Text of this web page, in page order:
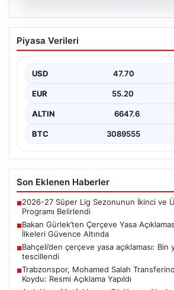
06.08.2026
Bakan Gürlek’ten Çerçeve
Açıklaması: Hukuk Devleti
Adalet Bakanı Akın Gürlek,
yeni çerçeve…
Piyasa Verileri
USD 47.70
EUR 55.20
ALTIN 6647.6
BTC 3089555
Son Eklenen Haberler
■2026-27 Süper Lig Sezonunun İkinci ve
Programı Belirlendi
■Bakan Gürlek’ten Çerçeve Yasa
İlkeleri Güvence Altında
■Bahçeli’den çerçeve yasa açıklaması: Bin
tescillendi
■Trabzonspor, Mohamed Salah
Koydu: Resmi Açıklama Yapıldı